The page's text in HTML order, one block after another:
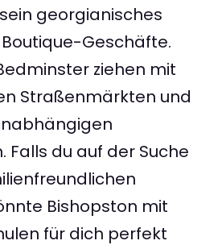
georgianisches
Geschäfte.
ziehen mit
Straßenmärkten und
Falls du auf der Suche
Bishopston mit
für dich perfekt